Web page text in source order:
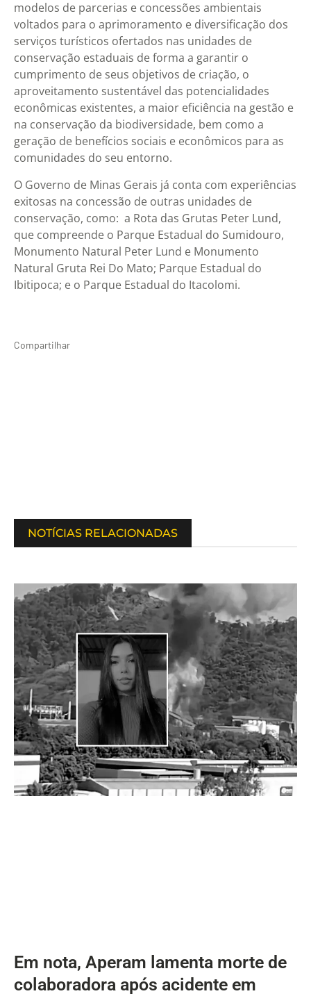
modelos de parcerias e concessões ambientais
voltados para o aprimoramento e diversificação dos
serviços turísticos ofertados nas unidades de
conservação estaduais de forma a garantir o
cumprimento de seus objetivos de criação, o
aproveitamento sustentável das potencialidades
econômicas existentes, a maior eficiência na gestão e
na conservação da biodiversidade, bem como a
geração de benefícios sociais e econômicos para as
comunidades do seu entorno.
O Governo de Minas Gerais já conta com experiências
exitosas na concessão de outras unidades de
conservação, como: a Rota das Grutas Peter Lund,
que compreende o Parque Estadual do Sumidouro,
Monumento Natural Peter Lund e Monumento
Natural Gruta Rei Do Mato; Parque Estadual do
Ibitipoca; e o Parque Estadual do Itacolomi.
Compartilhar
NOTÍCIAS RELACIONADAS
Em nota, Aperam lamenta morte de
colaboradora após acidente em